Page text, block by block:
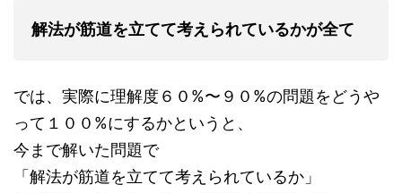
解法が筋道を立てて考えられているかが全て
では、実際に理解度６０%〜９０%の問題をどうや
って１００%にするかというと、
今まで解いた問題で
「解法が筋道を立てて考えられているか」